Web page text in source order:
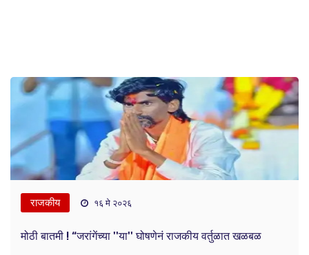
राजकीय १६ मे २०२६
मोठी बातमी ! “जरांगेंच्या ''या'' घोषणेनं राजकीय वर्तुळात खळबळ